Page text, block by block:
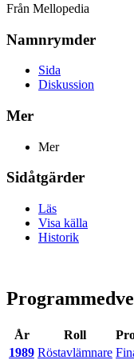
Från Mellopedia
Namnrymder
Sida
Diskussion
Mer
Mer
Sidåtgärder
Läs
Visa källa
Historik
År Roll
1989 Röstavlämnare